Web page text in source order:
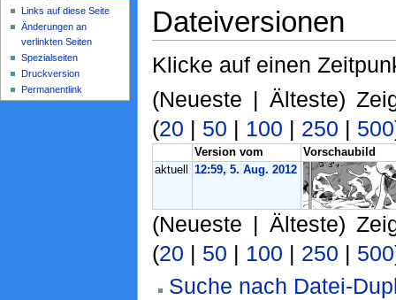
Dateiversionen
Klicke auf einen
(Neueste | Älteste)
(20 | 50 | 100 | 250 | 500
Version vom
Vorschaubild
aktuell
12:59, 5. Aug. 2012
(Neueste | Älteste)
(20 | 50 | 100 | 250 | 500
Suche nach Datei-
Links auf diese Seite
Änderungen an
verlinkten Seiten
Spezialseiten
Druckversion
Permanentlink